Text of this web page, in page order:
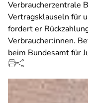
Verbraucherzentrale
Vertragsklauseln für
fordert er
Verbraucher:innen.
beim Bundesamt für